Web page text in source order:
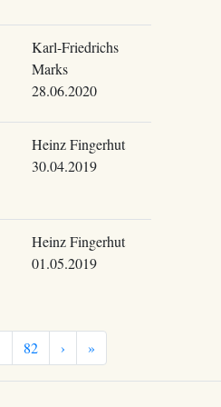
Karl-Friedrichs
Marks
28.06.2020
Heinz Fingerhut
30.04.2019
Heinz Fingerhut
01.05.2019
82 › »